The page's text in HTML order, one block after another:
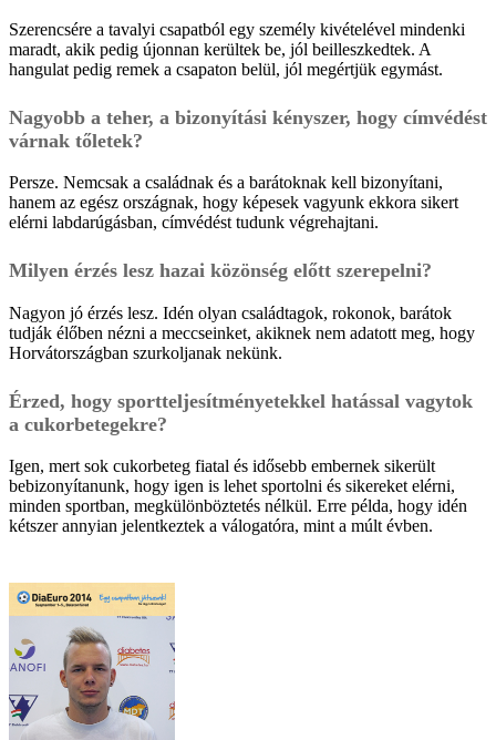
Szerencsére a tavalyi csapatból egy személy kivételével mindenki
maradt, akik pedig újonnan kerültek be, jól beilleszkedtek. A
hangulat pedig remek a csapaton belül, jól megértjük egymást.
Nagyobb a teher, a bizonyítási kényszer, hogy címvédést
várnak tőletek?
Persze. Nemcsak a családnak és a barátoknak kell bizonyítani,
hanem az egész országnak, hogy képesek vagyunk ekkora sikert
elérni labdarúgásban, címvédést tudunk végrehajtani.
Milyen érzés lesz hazai közönség előtt szerepelni?
Nagyon jó érzés lesz. Idén olyan családtagok, rokonok, barátok
tudják élőben nézni a meccseinket, akiknek nem adatott meg, hogy
Horvátországban szurkoljanak nekünk.
Érzed, hogy sportteljesítményetekkel hatással vagytok
a cukorbetegekre?
Igen, mert sok cukorbeteg fiatal és idősebb embernek sikerült
bebizonyítanunk, hogy igen is lehet sportolni és sikereket elérni,
minden sportban, megkülönböztetés nélkül. Erre példa, hogy idén
kétszer annyian jelentkeztek a válogatóra, mint a múlt évben.